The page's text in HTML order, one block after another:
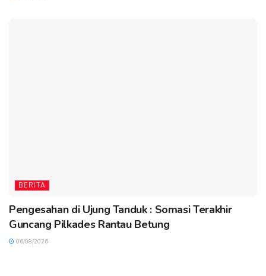
BERITA
Pengesahan di Ujung Tanduk : Somasi Terakhir
Guncang Pilkades Rantau Betung
06/08/2026